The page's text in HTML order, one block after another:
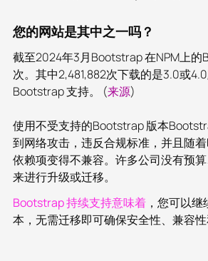
您的网站是其中之一吗？
截至2024年3月Bootstrap 在NPM上的
次。其中2,481,882次下载的是3.0或
Bootstrap 支持。 (来源)
使用不受支持的Bootstrap 版本
到网络攻击，违反合规标准，并且随
依赖项变得不兼容。许多公司没有预
来进行升级或迁移。
Bootstrap 持续支持意味着，您可以继
本，无需迁移即可确保安全性、兼容性